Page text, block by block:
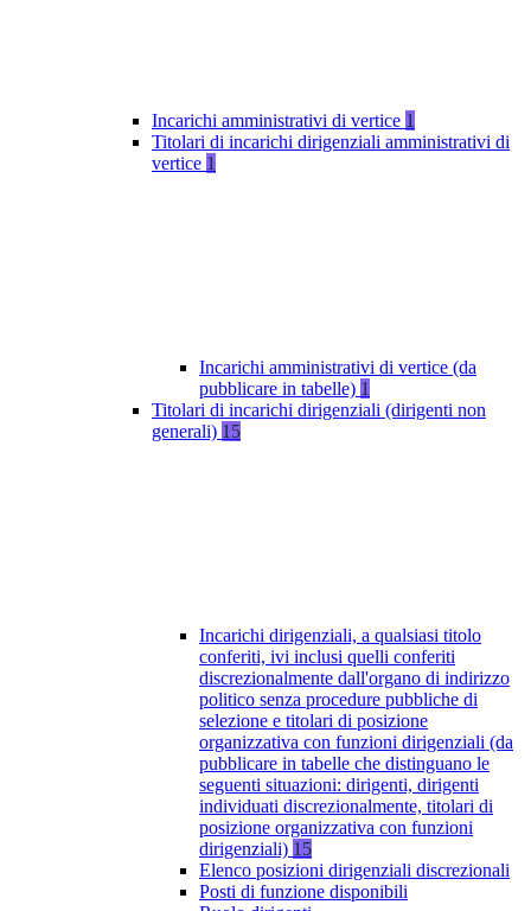
Incarichi amministrativi di vertice 1
Titolari di incarichi dirigenziali amministrativi di
vertice 1
Incarichi amministrativi di vertice (da
pubblicare in tabelle) 1
Titolari di incarichi dirigenziali (dirigenti non
generali) 15
Incarichi dirigenziali, a qualsiasi titolo
conferiti, ivi inclusi quelli conferiti
discrezionalmente dall'organo di indirizzo
politico senza procedure pubbliche di
selezione e titolari di posizione
organizzativa con funzioni dirigenziali (da
pubblicare in tabelle che distinguano le
seguenti situazioni: dirigenti, dirigenti
individuati discrezionalmente, titolari di
posizione organizzativa con funzioni
dirigenziali) 15
Elenco posizioni dirigenziali discrezionali
Posti di funzione disponibili